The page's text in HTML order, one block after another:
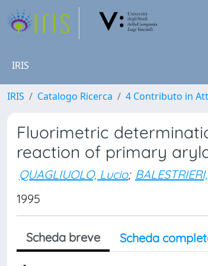
IRIS
IRIS Catalogo Ricerca 4 Contributo in
Fluorimetric
reaction of primary
QUAGLIUOLO, Lucio;
1995
Scheda breve Scheda